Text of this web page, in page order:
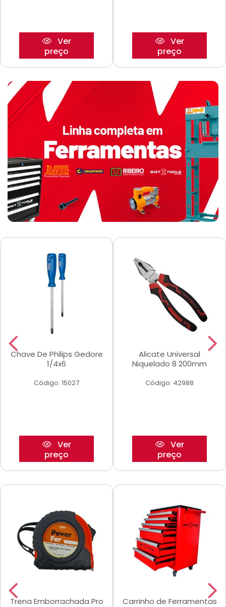
Ver
preço
Ver
preço
Chave De Philips Gedore
1/4x6
Código: 15027
Ver
preço
Alicate Universal
Niquelado 8 200mm
Código: 42988
Ver
preço
Trena Emborrachada Pro
Carrinho de Ferramentas